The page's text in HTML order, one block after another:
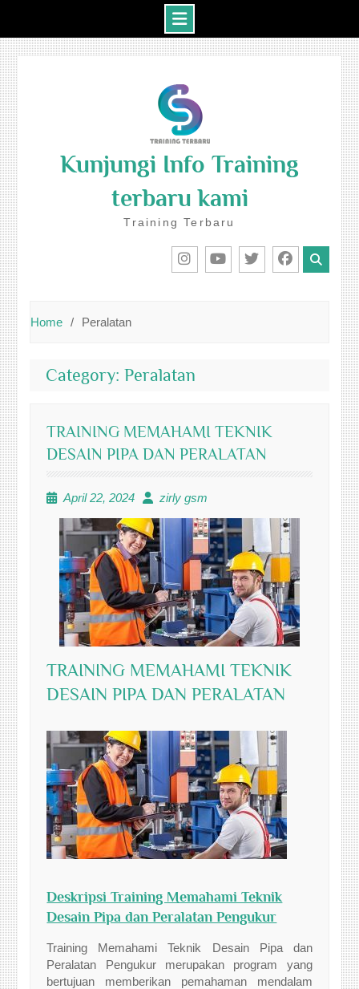
Kunjungi Info Training
terbaru kami
Training Terbaru
Home Peralatan
Category:Peralatan
TRAINING MEMAHAMI TEKNIK
DESAIN PIPA DAN PERALATAN
April 22, 2024 zirly gsm
TRAINING MEMAHAMI TEKNIK
DESAIN PIPA DAN PERALATAN
Deskripsi Training Memahami Teknik
Desain Pipa dan Peralatan Pengukur
Training Memahami Teknik Desain Pipa dan
Peralatan Pengukur merupakan program yang
bertujuan memberikan pemahaman mendalam